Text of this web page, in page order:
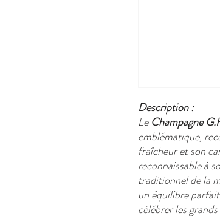
Description :
LeChampagne
emblématique,
fraîcheur et son
reconnaissable à
traditionnel de la
un équilibre
célébrer les